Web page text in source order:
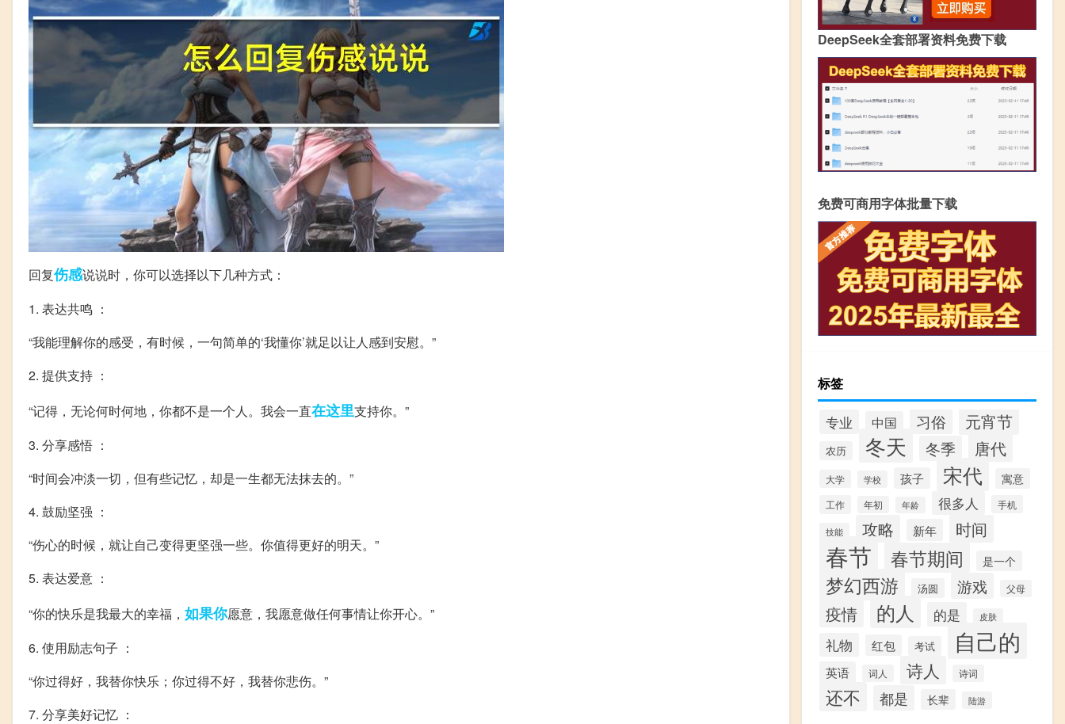
回复伤感说说时，你可以选择以下几种方式：
1. 表达共鸣 ：
“我能理解你的感受，有时候，一句简单的‘我懂你’就足以让人感到安慰。”
2. 提供支持 ：
“记得，无论何时何地，你都不是一个人。我会一直在这里支持你。”
3. 分享感悟 ：
“时间会冲淡一切，但有些记忆，却是一生都无法抹去的。”
4. 鼓励坚强 ：
“伤心的时候，就让自己变得更坚强一些。你值得更好的明天。”
5. 表达爱意 ：
“你的快乐是我最大的幸福， 如果你愿意，我愿意做任何事情让你开心。”
6. 使用励志句子 ：
“你过得好，我替你快乐；你过得不好，我替你悲伤。”
7. 分享美好记忆 ：
DeepSeek全套部署资料免费下载
免费可商用字体批量下载
标签
专业 中国 习俗 元宵节
农历 冬天 冬季 唐代
大学 学校 孩子 宋代 寓意
工作 年初 年龄 很多人 手机
技能 攻略 新年 时间
春节 春节期间 是一个
梦幻西游 汤圆 游戏 父母
疫情 的人 的是 皮肤
礼物 红包 考试 自己的
英语 词人 诗人 诗词
还不 都是 长辈 陆游